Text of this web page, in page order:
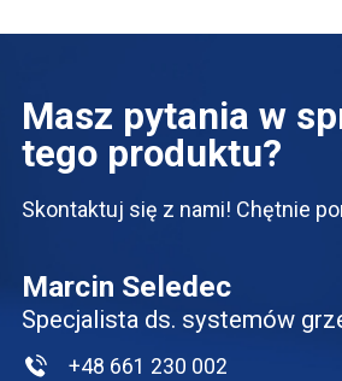
Masz pytania w
tego produktu?
Skontaktuj się z nami! Chętnie
Marcin Seledec
Specjalista ds. systemów
+48 661 230 002